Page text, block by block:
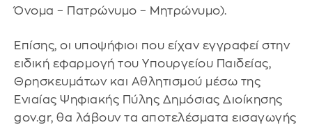
Όνομα – Πατρώνυμο – Μητρώνυμο).
Επίσης, οι υποψήφιοι που είχαν εγγραφεί στην
ειδική εφαρμογή του Υπουργείου Παιδείας,
Θρησκευμάτων και Αθλητισμού μέσω της
Ενιαίας Ψηφιακής Πύλης Δημόσιας Διοίκησης
gov.gr, θα λάβουν τα αποτελέσματα εισαγωγής